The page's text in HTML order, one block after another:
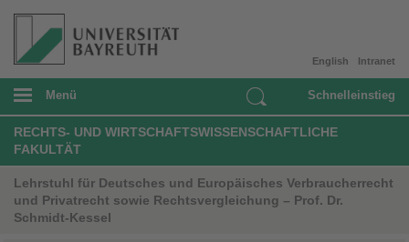
Intranet
English
Menü Schnelleinstieg
RECHTS- UND WIRTSCHAFTSWISSENSCHAFTLICHE
FAKULTÄT
Lehrstuhl für Deutsches und Europäisches Verbraucherrecht
und Privatrecht sowie Rechtsvergleichung – Prof. Dr.
Schmidt-Kessel